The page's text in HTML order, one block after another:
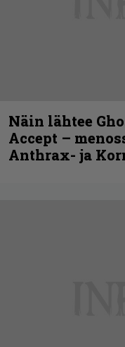
Näin lähtee
Accept –
Anthrax- ja